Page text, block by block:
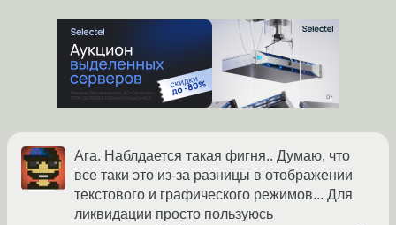
Ага. Наблдается такая фигня.. Думаю, что
все таки это из-за разницы в отображении
текстового и графического режимов... Для
ликвидации просто пользуюсь